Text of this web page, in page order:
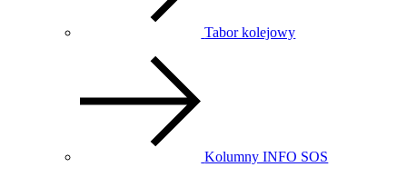
Tabor kolejowy
Kolumny INFO SOS